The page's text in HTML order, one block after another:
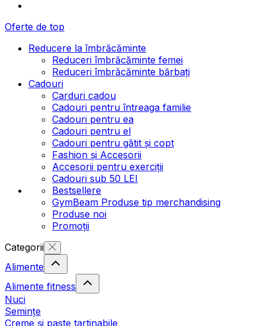
Oferte de top
Reducere la îmbrăcăminte
Reduceri îmbrăcăminte femei
Reduceri îmbrăcăminte bărbați
Cadouri
Carduri cadou
Cadouri pentru întreaga familie
Cadouri pentru ea
Cadouri pentru el
Cadouri pentru gătit și copt
Fashion și Accesorii
Accesorii pentru exerciții
Cadouri sub 50 LEI
Bestsellere
GymBeam Produse tip merchandising
Produse noi
Promoții
Categorii
Alimente
Alimente fitness
Nuci
Semințe
Creme și paste tartinabile